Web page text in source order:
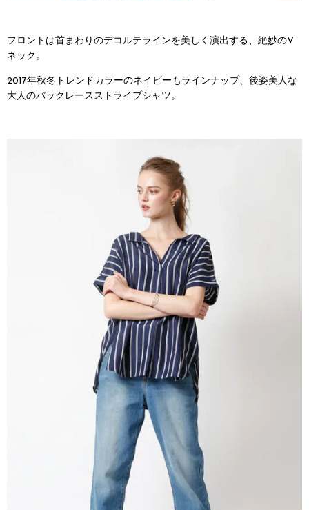
フロントは首まわりのデコルテラインを美しく演出する、絶妙のV
ネック。
2017年秋冬トレンドカラーのネイビーもラインナップ、後姿美人な
大人のバックレースストライプシャツ。